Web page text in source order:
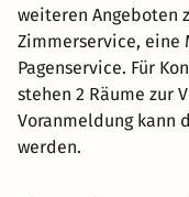
weiteren Angeboten
Zimmerservice, eine
Pagenservice. Für
stehen 2 Räume zur
Voranmeldung kann
werden.